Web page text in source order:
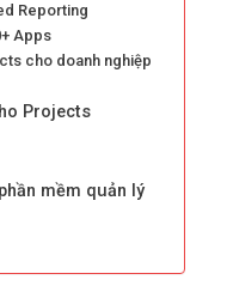
Reporting
Apps
cho doanh nghiệp
Projects
mềm quản lý